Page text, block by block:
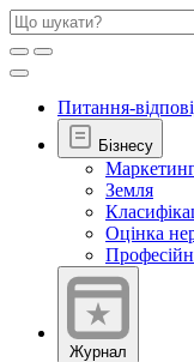
Питання-
Бізнесу
Земля
Оцінка
Журнал